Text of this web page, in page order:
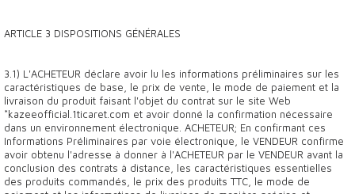
ARTICLE 3 DISPOSITIONS GÉNÉRALES
3.1) L'ACHETEUR déclare avoir lu les informations préliminaires sur les
caractéristiques de base, le prix de vente, le mode de paiement et la
livraison du produit faisant l'objet du contrat sur le site Web
*kazeeofficial.1ticaret.com et avoir donné la confirmation nécessaire
dans un environnement électronique. ACHETEUR; En confirmant ces
Informations Préliminaires par voie électronique, le VENDEUR confirme
avoir obtenu l'adresse à donner à l'ACHETEUR par le VENDEUR avant la
conclusion des contrats à distance, les caractéristiques essentielles
des produits commandés, le prix des produits TTC, le mode de